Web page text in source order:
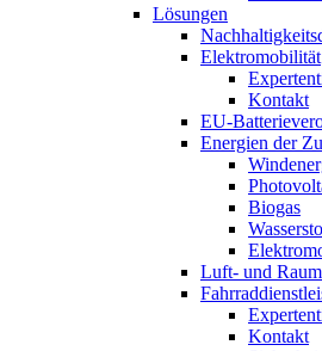
Lösungen
Elektromobilität
Kontakt
EU-
Energien der
Biogas
Luft- und
Kontakt